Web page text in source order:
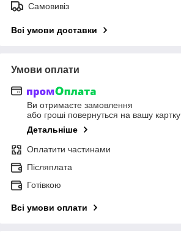
Самовивіз
Всі умови доставки
Умови оплати
Ви отримаєте замовлення
або гроші повернуться на вашу картку
Детальніше
Оплатити частинами
Післяплата
Готівкою
Всі умови оплати